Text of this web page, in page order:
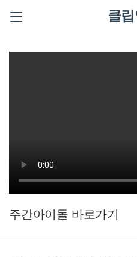
클
주간아이돌